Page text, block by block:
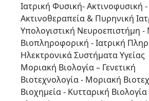
Ιατρική Φυσική- Ακτινοφυσική
Ακτινοθεραπεία & Πυρηνική
Υπολογιστική Νευροεπιστήμη
Βιοπληροφορική - Ιατρική
Ηλεκτρονικά Συστήματα Υγείας
Μοριακή Βιολογία – Γενετική
Βιοτεχνολογία - Μοριακή
Βιοχημεία - Κυτταρική Βιολογία